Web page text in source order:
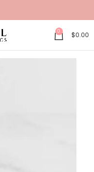
0 $0.00